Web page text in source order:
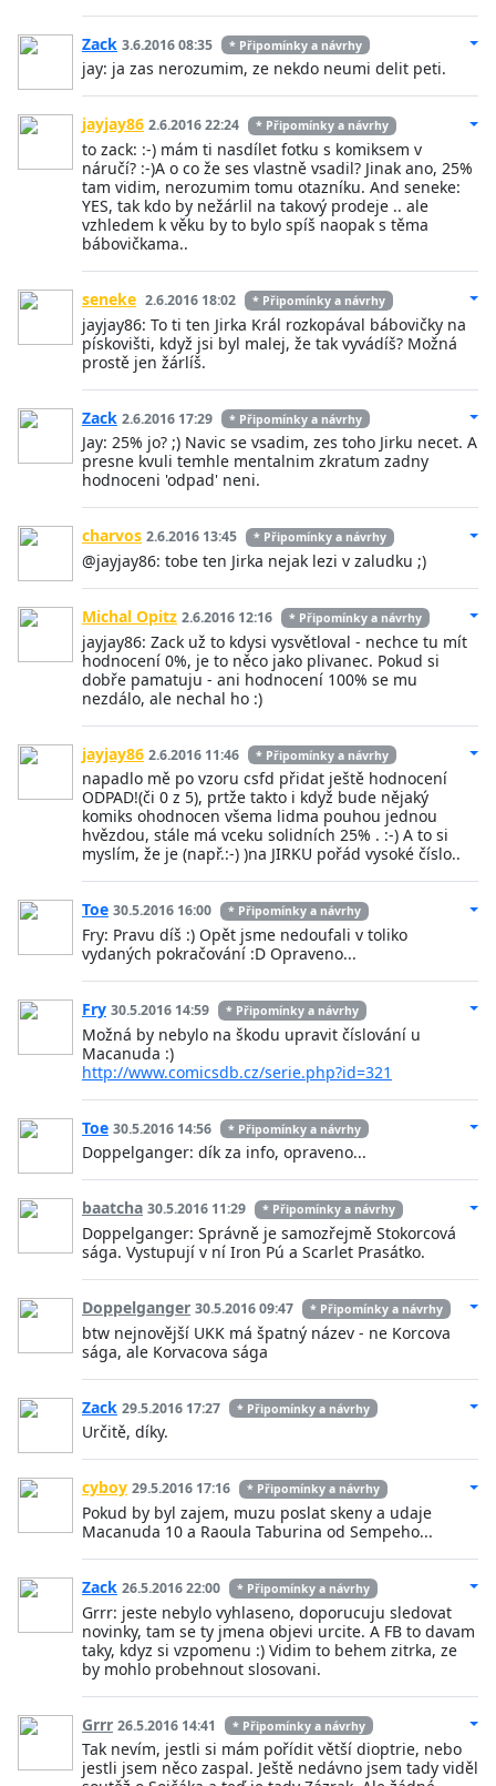
Zack 3.6.2016 08:35 * Připomínky a návrhy
jay: ja zas nerozumim, ze nekdo neumi delit peti.
jayjay86 2.6.2016 22:24 * Připomínky a návrhy
to zack: :-) mám ti nasdílet fotku s komiksem v
náručí? :-)A o co že ses vlastně vsadil? Jinak ano, 25%
tam vidim, nerozumim tomu otazníku. And seneke:
YES, tak kdo by nežárlil na takový prodeje .. ale
vzhledem k věku by to bylo spíš naopak s těma
bábovičkama..
seneke 2.6.2016 18:02 * Připomínky a návrhy
jayjay86: To ti ten Jirka Král rozkopával bábovičky na
pískovišti, když jsi byl malej, že tak vyvádíš? Možná
prostě jen žárlíš.
Zack 2.6.2016 17:29 * Připomínky a návrhy
Jay: 25% jo? ;) Navic se vsadim, zes toho Jirku necet. A
presne kvuli temhle mentalnim zkratum zadny
hodnoceni 'odpad' neni.
charvos 2.6.2016 13:45 * Připomínky a návrhy
@jayjay86: tobe ten Jirka nejak lezi v zaludku ;)
Michal Opitz 2.6.2016 12:16 * Připomínky a návrhy
jayjay86: Zack už to kdysi vysvětloval - nechce tu mít
hodnocení 0%, je to něco jako plivanec. Pokud si
dobře pamatuju - ani hodnocení 100% se mu
nezdálo, ale nechal ho :)
jayjay86 2.6.2016 11:46 * Připomínky a návrhy
napadlo mě po vzoru csfd přidat ještě hodnocení
ODPAD!(či 0 z 5), prtže takto i když bude nějaký
komiks ohodnocen všema lidma pouhou jednou
hvězdou, stále má vceku solidních 25% . :-) A to si
myslím, že je (např.:-) )na JIRKU pořád vysoké číslo..
Toe 30.5.2016 16:00 * Připomínky a návrhy
Fry: Pravu díš :) Opět jsme nedoufali v toliko
vydaných pokračování :D Opraveno...
Fry 30.5.2016 14:59 * Připomínky a návrhy
Možná by nebylo na škodu upravit číslování u
Macanuda :)
http://www.comicsdb.cz/serie.php?id=321
Toe 30.5.2016 14:56 * Připomínky a návrhy
Doppelganger: dík za info, opraveno...
baatcha 30.5.2016 11:29 * Připomínky a návrhy
Doppelganger: Správně je samozřejmě Stokorcová
sága. Vystupují v ní Iron Pú a Scarlet Prasátko.
Doppelganger 30.5.2016 09:47 * Připomínky a návrhy
btw nejnovější UKK má špatný název - ne Korcova
sága, ale Korvacova sága
Zack 29.5.2016 17:27 * Připomínky a návrhy
Určitě, díky.
cyboy 29.5.2016 17:16 * Připomínky a návrhy
Pokud by byl zajem, muzu poslat skeny a udaje
Macanuda 10 a Raoula Taburina od Sempeho...
Zack 26.5.2016 22:00 * Připomínky a návrhy
Grrr: jeste nebylo vyhlaseno, doporucuju sledovat
novinky, tam se ty jmena objevi urcite. A FB to davam
taky, kdyz si vzpomenu :) Vidim to behem zitrka, ze
by mohlo probehnout slosovani.
Grrr 26.5.2016 14:41 * Připomínky a návrhy
Tak nevím, jestli si mám pořídit větší dioptrie, nebo
jestli jsem něco zaspal. Ještě nedávno jsem tady viděl